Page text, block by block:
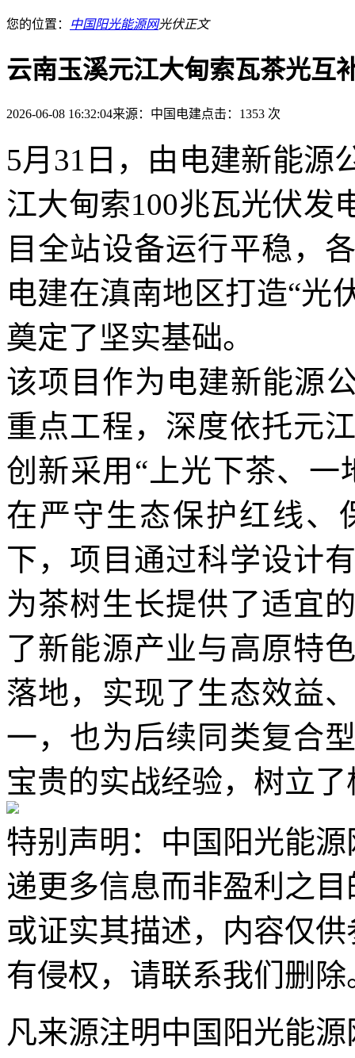
您的位置： 中国阳光能源网光伏正文
云南玉溪元江大甸索瓦茶光互
2026-06-08 16:32:04来源：中国电建点击：1353 次
5月31日，由电建新能源
江大甸索100兆瓦光伏发
目全站设备运行平稳，
电建在滇南地区打造“光
奠定了坚实基础。
该项目作为电建新能源
重点工程，深度依托元
创新采用“上光下茶、
在严守生态保护红线、
下，项目通过科学设计
为茶树生长提供了适宜
了新能源产业与高原特
落地，实现了生态效益
一，也为后续同类复合
宝贵的实战经验，树立
特别声明：中国阳光能
递更多信息而非盈利之
或证实其描述，内容仅
有侵权，请联系我们删除
凡来源注明中国阳光能